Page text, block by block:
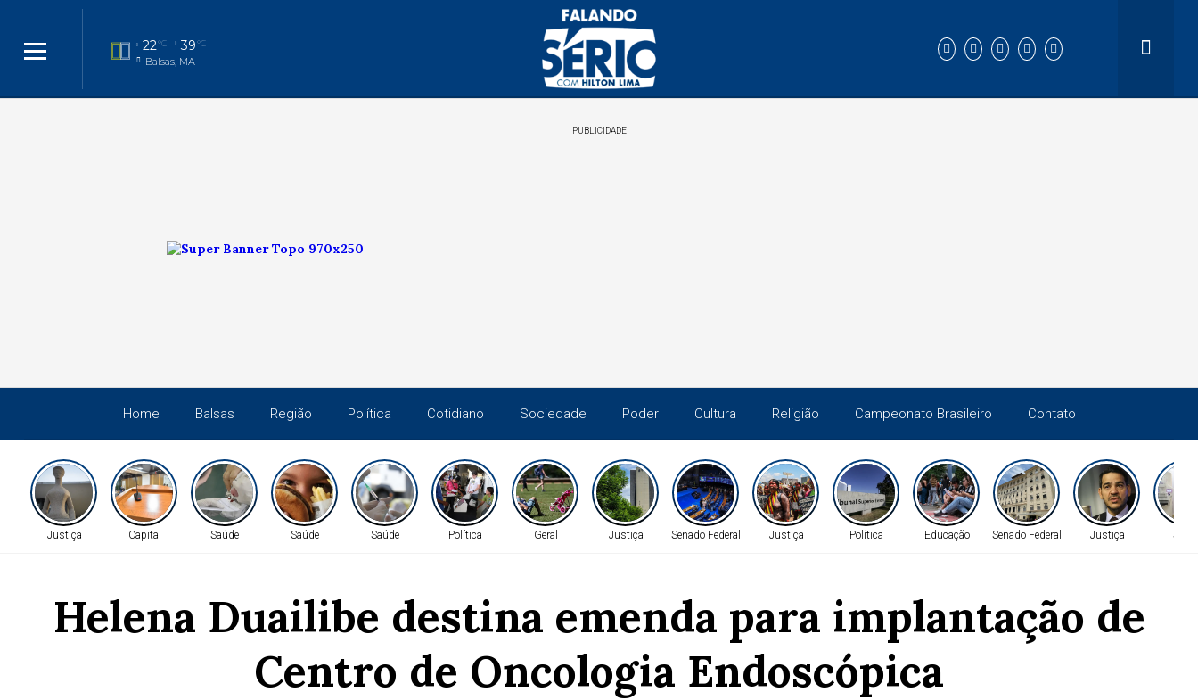
22°C 39°C
Balsas, MA
PUBLICIDADE
Home Balsas Região Política Cotidiano Sociedade Poder Cultura Religião Campeonato Brasileiro Contato
Justiça Capital Saúde Saúde Saúde Política Geral Justiça Senado Federal Justiça Política Educação Senado Federal Justiça
Helena Duailibe destina emenda para implantação de
Centro de Oncologia Endoscópica